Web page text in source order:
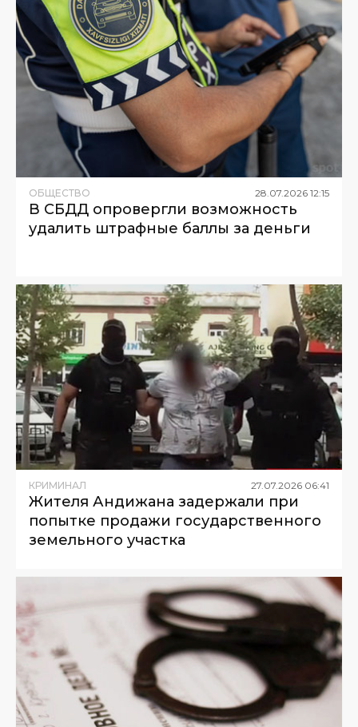
ОБЩЕСТВО 28.07.2026 12:15
В СБДД опровергли возможность
удалить штрафные баллы за деньги
КРИМИНАЛ 27 07 2026 06:41
Жителя Андижана задержали при
попытке продажи государственного
земельного участка